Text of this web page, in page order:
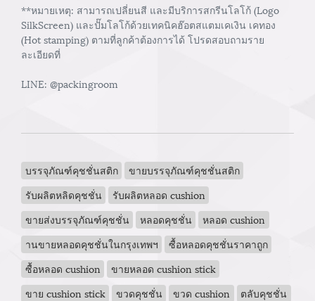
**หมายเหตุ: สามารถเปลี่ยนสี และมีบริการสกรีนโลโก้ (Logo
SilkScreen) และปั๊มโลโก้ด้วยเทคนิคฮ๊อตสแตมเคเงิน เคทอง
(Hot stamping) ตามที่ลูกค้าต้องการได้ โปรดสอบถามราย
ละเอียดที่
LINE: @packingroom
บรรจุภัณฑ์คุชชั่นสติก
ขายบรรจุภัณฑ์คุชชั่นสติก
รับผลิตหลิดคุชชั่น
รับผลิตหลอด cushion
ขายส่งบรรจุภัณฑ์คุชชั่น
หลอดคุชชั่น
หลอด cushion
านขายหลอดคุชชั่นในกรุงเทพฯ
ซื้อหลอดคุชชั่นราคาถูก
ซื้อหลอด cushion
ขายหลอด cushion stick
ขาย cushion stick
ขวดคุชชั่น ขวด cushion
ตลับคุชชั่น